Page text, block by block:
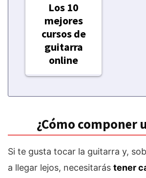
Los 10
mejores
cursos de
guitarra
online
¿Cómo componer
Si te gusta tocar la guitarra y,
a llegar lejos, necesitarás tener